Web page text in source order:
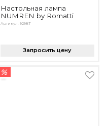
Настольная лампа
NUMREN by Romatti
Артикул: 9298T
Запросить цену
%